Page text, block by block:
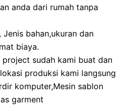
anda dari rumah tanpa
Jenis bahan,ukuran dan
biaya.
project sudah kami buat dan
produksi kami langsung
komputer,Mesin sablon
garment